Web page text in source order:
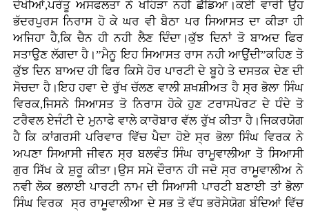
ਦੇਖੀਆਂ,ਪਰੰਤੂ ਅਸਫਲਤਾ ਨੇ ਖਹਿੜਾ ਨਹੀ ਛੱਡਿਆ।ਕਈ ਵਾਰੀ ਉਹ
ਭੱਦਰਪੁਰਸ ਨਿਰਾਸ ਹੋ ਕੇ ਘਰ ਵੀ ਬੈਠਾ ਪਰ ਸਿਆਸਤ ਦਾ ਕੀੜਾ ਹੀ
ਅਜਿਹਾ ਹੈ,ਕਿ ਚੈਨ ਹੀ ਨਹੀ ਲੈਣ ਦਿੰਦਾ।ਕੁੱਝ ਦਿਨਾਂ ਤੋ ਬਾਅਦ ਫਿਰ
ਸਤਾਉਣ ਲੱਗਦਾ ਹੈ।”ਮੈਨੂ ਇਹ ਸਿਆਸਤ ਰਾਸ ਨਹੀ ਆਉਂਦੀ”ਕਹਿਣ ਤੋ
ਕੁੱਝ ਦਿਨ ਬਾਅਦ ਹੀ ਫਿਰ ਕਿਸੇ ਹੋਰ ਪਾਰਟੀ ਦੇ ਬੂਹੇ ਤੇ ਦਸਤਕ ਦੇਣ ਦੀ
ਸੋਚਦਾ ਹੈ।ਇਹ ਹਵਾ ਦੇ ਰੁੱਖ ਚੱਲਣ ਵਾਲੀ ਸ਼ਖਸ਼ੀਅਤ ਹੈ ਸ੍ਰ ਭੋਲਾ ਸਿੰਘ
ਵਿਰਕ,ਜਿਸਨੇ ਸਿਆਸਤ ਤੋ ਨਿਰਾਸ ਹੋਕੇ ਹੁਣ ਟਰਾਸਪੋਰਟ ਦੇ ਧੰਦੇ ਤੋ
ਟਰੈਵਲ ਏਜੰਟੀ ਦੇ ਮੁਨਾਫੇ ਵਾਲੇ ਕਾਰੋਬਾਰ ਵੱਲ ਰੁੱਖ ਕੀਤਾ ਹੈ।ਜਿਕਰਯੋਗ
ਹੈ ਕਿ ਕਾਂਗਰਸੀ ਪਰਿਵਾਰ ਵਿੱਚ ਪੈਦਾ ਹੋਏ ਸ੍ਰ ਭੋਲਾ ਸਿੰਘ ਵਿਰਕ ਨੇ
ਅਪਣਾ ਸਿਆਸੀ ਜੀਵਨ ਸ੍ਰ ਬਲਵੰਤ ਸਿੰਘ ਰਾਮੂਵਾਲੀਆ ਤੋ ਸਿਆਸੀ
ਗੁਰ ਸਿੱਖ ਕੇ ਸ਼ੁਰੂ ਕੀਤਾ।ਉਸ ਸਮੇ ਦੌਰਾਨ ਹੀ ਜਦੋ ਸ੍ਰ ਰਾਮੂਵਾਲੀਅ ਨੇ
ਨਵੀ ਲੋਕ ਭਲਾਈ ਪਾਰਟੀ ਨਾਮ ਦੀ ਸਿਆਸੀ ਪਾਰਟੀ ਬਣਾਈ ਤਾਂ ਭੋਲਾ
ਸਿੰਘ ਵਿਰਕ ਸ੍ਰ ਰਾਮੂਵਾਲੀਆ ਦੇ ਸਭ ਤੋ ਵੱਧ ਭਰੋਸੇਯੋਗ ਬੰਦਿਆਂ ਵਿੱਚ